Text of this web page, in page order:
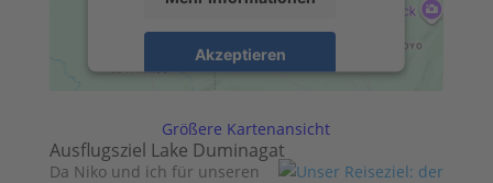
Akzeptieren
powered by Usercentrics Consent
Größere Kartenansicht
Ausflugsziel Lake Duminagat
Da Niko und ich für unseren